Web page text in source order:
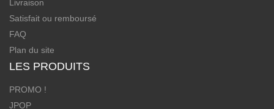
Livraison
Satisfait ou remboursé
FAQ
Plan du site
LES PRODUITS
PROMO !
JPOP